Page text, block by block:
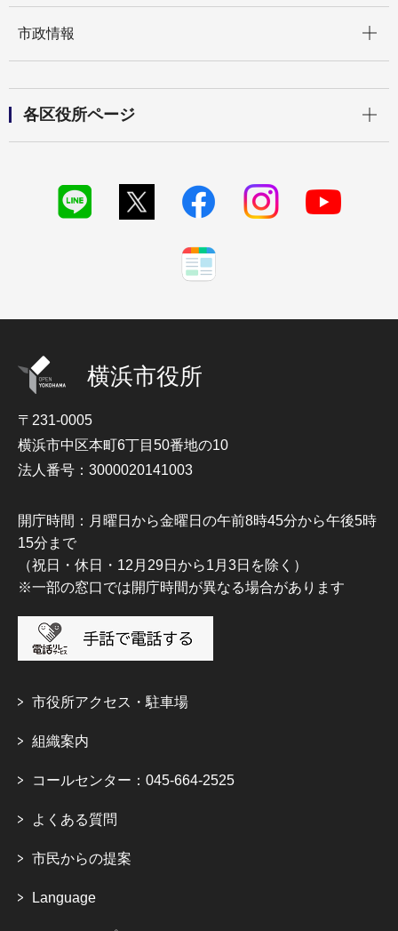
市政情報
各区役所ページ
横浜市役所
〒231-0005
横浜市中区本町6丁目50番地の10
法人番号：3000020141003
開庁時間：月曜日から金曜日の午前8時45分から午後5時
15分まで
（祝日・休日・12月29日から1月3日を除く）
※一部の窓口では開庁時間が異なる場合があります
市役所アクセス・駐車場
組織案内
コールセンター：045-664-2525
よくある質問
市民からの提案
Language